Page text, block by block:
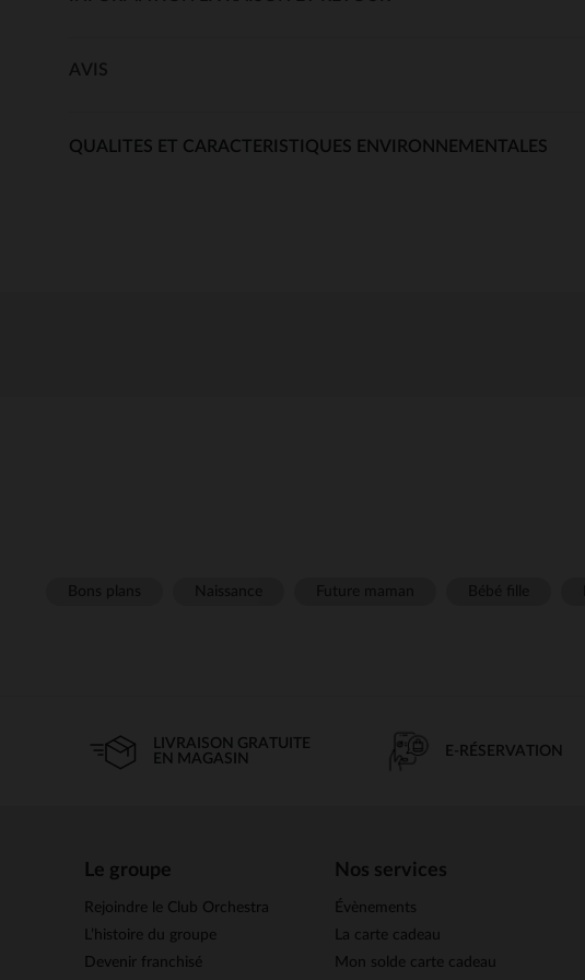
AVIS
QUALITES ET CARACTERISTIQUES ENVIRONNEMENTALES
LIVRAISON GRATUITE
EN MAGASIN
E-RÉSERVATION
Le groupe
Rejoindre le Club Orchestra
L’histoire du groupe
Devenir franchisé
Nos services
Évènements
La carte cadeau
Mon solde carte cadeau